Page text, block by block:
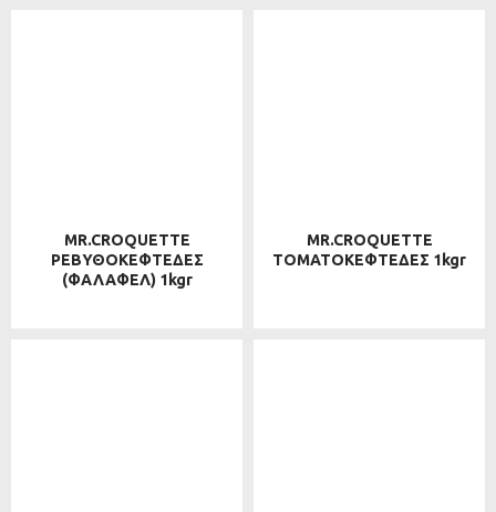
MR.CROQUETTE
ΡΕΒΥΘΟΚΕΦΤΕΔΕΣ
(ΦΑΛΑΦΕΛ) 1kgr
MR.CROQUETTE
ΤΟΜΑΤΟΚΕΦΤΕΔΕΣ 1kgr